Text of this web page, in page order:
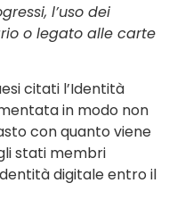
l’uso dei
o legato alle carte
citati l’Identità
in modo non
con quanto viene
stati membri
digitale entro il